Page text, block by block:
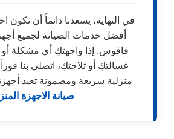
في النهاية، يسعدنا دائماً أن نكون
أفضل خدمات الصيانة لجميع
فاقوس. إذا واجهتكِ أي مشكلة
غسالتكِ أو ثلاجتكِ، اتصلي بنا
منزلية سريعة ومضمونة تعيد
صيانة الاجهزة